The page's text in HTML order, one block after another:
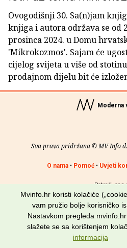
Ovogodišnji 30. Sa(n)jam
knjiga i autora održava se od
prosinca 2024. u Domu
'Mikrokozmos'. Sajam će
cijelog svijeta u više od
prodajnom dijelu bit će
Moderna
Sva prava pridržana © MV Info
O nama• Pomoć• Uvjeti
Potraži nas
Mvinfo.hr koristi kolačiće
vam pružio bolje korisničko
Nastavkom pregleda
slažete se sa korištenjem
informacija